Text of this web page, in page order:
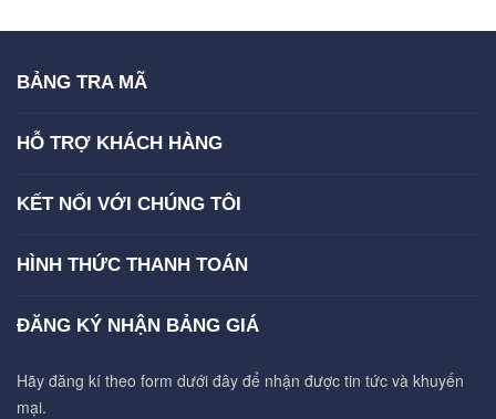
BẢNG TRA MÃ
HỖ TRỢ KHÁCH HÀNG
KẾT NỐI VỚI CHÚNG TÔI
HÌNH THỨC THANH TOÁN
ĐĂNG KÝ NHẬN BẢNG GIÁ
Hãy đăng kí theo form dưới đây để nhận được tin tức và khuyến
mại.